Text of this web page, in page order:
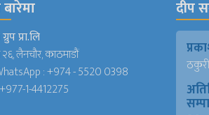
बारेमा
प्रा.लि
लैनचौर, काठमाडौं
:+974 - 5520 0398
+977-1-4412275
दीप
ठकुरी